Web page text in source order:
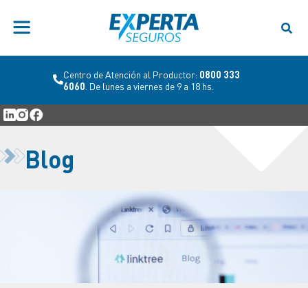
Centro de Atención al Productor: 0800 333
6060 . De lunes a viernes de 9 a 18 hs.
Blog